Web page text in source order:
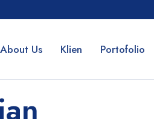
About Us Klien Portofolio